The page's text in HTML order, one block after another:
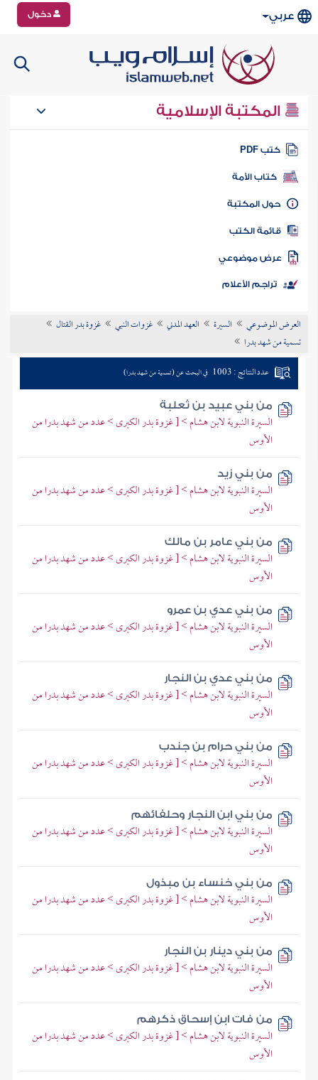
عربي دخول
المكتبة الإسلامية
كتب PDF
كتاب الأمة
المكتبة
الكتب
موضوعي
تراجم الأعلام
العرض الموضوعي السيرة العهد المدني غزوات النبي
غزوة بدر القتال
تسمية من شهد بدرا
عدد النتائج : 1003 في البحث عن (تسمية من شهد بدرا)
من بني عبيد بن ثعلبة
السيرة النبوية لابن هشام > [ غزوة بدر الكبرى > عدد من شهد بدرا من
الأوس
من بني زيد
السيرة النبوية لابن هشام > [ غزوة بدر الكبرى > عدد من شهد بدرا من
الأوس
من بني عامر بن مالك
السيرة النبوية لابن هشام > [ غزوة بدر الكبرى > عدد من شهد بدرا من
الأوس
من بني عدي بن عمرو
السيرة النبوية لابن هشام > [ غزوة بدر الكبرى > عدد من شهد بدرا من
الأوس
من بني عدي بن النجار
السيرة النبوية لابن هشام > [ غزوة بدر الكبرى > عدد من شهد بدرا من
الأوس
من بني حرام بن جندب
السيرة النبوية لابن هشام > [ غزوة بدر الكبرى > عدد من شهد بدرا من
الأوس
من بني ابن النجار وحلفائهم
السيرة النبوية لابن هشام > [ غزوة بدر الكبرى > عدد من شهد بدرا من
الأوس
من بني خنساء بن مبذول
السيرة النبوية لابن هشام > [ غزوة بدر الكبرى > عدد من شهد بدرا من
الأوس
من بني دينار بن النجار
السيرة النبوية لابن هشام > [ غزوة بدر الكبرى > عدد من شهد بدرا من
الأوس
من فات ابن إسحاق ذكرهم
السيرة النبوية لابن هشام > [ غزوة بدر الكبرى > عدد من شهد بدرا من
الأوس